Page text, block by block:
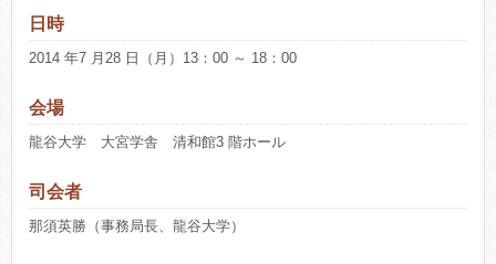
日時
2014 年7 月28 日（月）13：00 ～ 18：00
会場
龍谷大学 大宮学舎 清和館3 階ホール
司会者
那須英勝（事務局長、龍谷大学）